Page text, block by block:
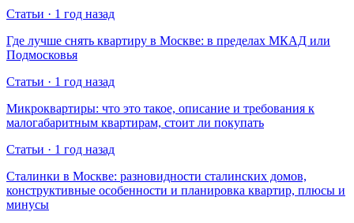
Статьи · 1 год назад
Где лучше снять квартиру в Москве: в пределах МКАД или
Подмосковья
Статьи · 1 год назад
Микроквартиры: что это такое, описание и требования к
малогабаритным квартирам, стоит ли покупать
Статьи · 1 год назад
Сталинки в Москве: разновидности сталинских домов,
конструктивные особенности и планировка квартир, плюсы и
минусы